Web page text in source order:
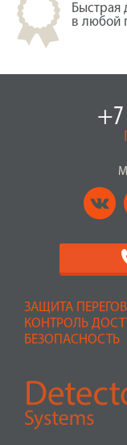
Быстрая
в любой
ЗАЩИТА
КОНТРОЛЬ
БЕЗОПАСНОСТЬ
+7